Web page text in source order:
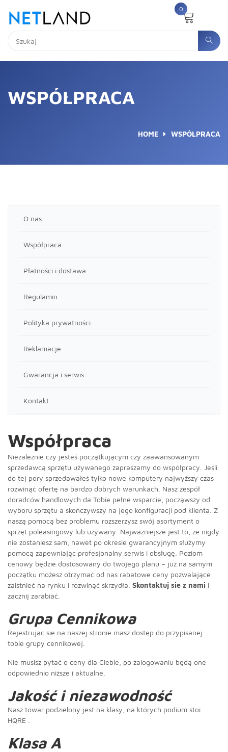
0
WSPÓŁPRACA
HOME WSPÓŁPRACA
O nas
Współpraca
Płatności i dostawa
Regulamin
Polityka prywatności
Reklamacje
Gwarancja i serwis
Kontakt
Współpraca
Niezależnie czy jesteś początkującym czy zaawansowanym
sprzedawcą sprzętu używanego zapraszamy do współpracy. Jeśli
do tej pory sprzedawałeś tylko nowe komputery najwyższy czas
rozwinąć ofertę na bardzo dobrych warunkach. Nasz zespół
doradców handlowych da Tobie pełne wsparcie, począwszy od
wyboru sprzętu a skończywszy na jego konfiguracji pod klienta. Z
naszą pomocą bez problemu rozszerzysz swój asortyment o
sprzęt poleasingowy lub używany. Najważniejsze jest to, że nigdy
nie zostaniesz sam, nawet po okresie gwarancyjnym służymy
pomocą zapewniając profesjonalny serwis i obsługę. Poziom
cenowy będzie dostosowany do twojego planu – już na samym
początku możesz otrzymać od nas rabatowe ceny pozwalające
zaistnieć na rynku i rozwinąć skrzydła. Skontaktuj sie z nami i
zacznij zarabiać.
Grupa Cennikowa
Rejestrując sie na naszej stronie masz dostęp do przypisanej
tobie grupy cennikowej.
Nie musisz pytać o ceny dla Ciebie, po zalogowaniu będą one
odpowiednio niższe i aktualne.
Jakość i niezawodność
Nasz towar podzielony jest na klasy, na których podium stoi
HQRE .
Klasa A